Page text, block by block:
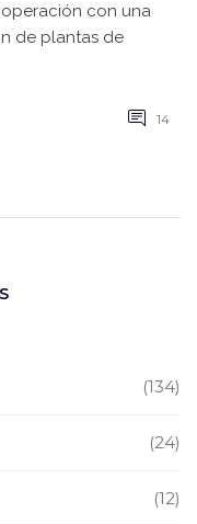
con una
de plantas de
14
(134)
(24)
(12)